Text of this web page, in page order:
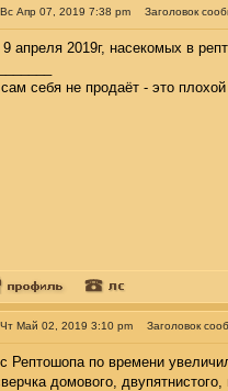
Апр 07, 2019 7:38 pm Заголовок
9 апреля 2019г, насекомых в
себя не продаёт - это
Май 02, 2019 3:10 pm Заголовок
Рептошопа по времени
домового,